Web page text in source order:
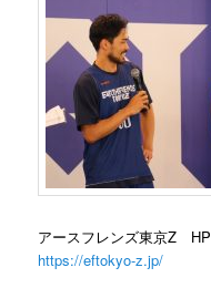
アースフレンズ東京Z HP
https://eftokyo-z.jp/